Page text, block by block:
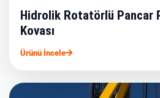
Hidrolik Rotatörlü Pancar
Kovası
Ürünü İncele